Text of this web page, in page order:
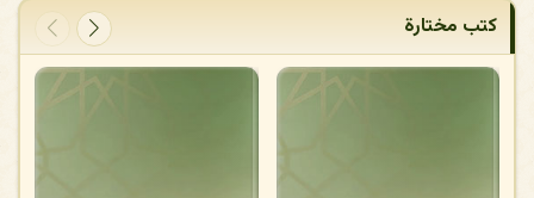
كتب مختارة